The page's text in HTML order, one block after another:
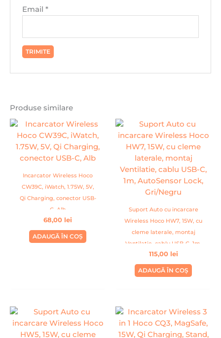
Email*
Produse similare
Incarcator Wireless Hoco
CW39C, iWatch, 1.75W, 5V,
Qi Charging, conector USB-
C, Alb
68,00 lei
ADAUGĂ ÎN COȘ
Suport Auto cu incarcare
Wireless Hoco HW7, 15W, cu
cleme laterale, montaj
Ventilatie, cablu USB-C, 1m,
AutoSensor Lock, Gri/Negru
115,00 lei
ADAUGĂ ÎN COȘ